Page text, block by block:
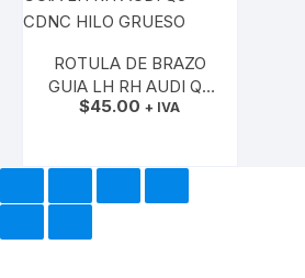
ROTULA DE BRAZO
GUIA LH RH AUDI Q5
CDNC HILO GRUESO
$45.00 + IVA